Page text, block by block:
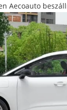
Aecoauto